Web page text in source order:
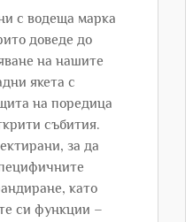
с водеща марка
доведе до
на нашите
якета с
на поредица
събития.
за да
като
си функции –